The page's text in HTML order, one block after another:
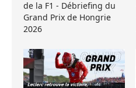
de la F1 - Débriefing du
Grand Prix de Hongrie
2026